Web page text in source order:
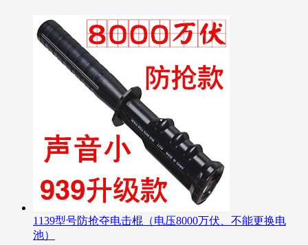
1139型号防抢夺电击棍（电压8000万伏、不能更换电
池）